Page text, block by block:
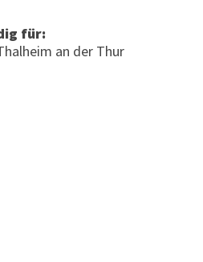
für:
an der Thur